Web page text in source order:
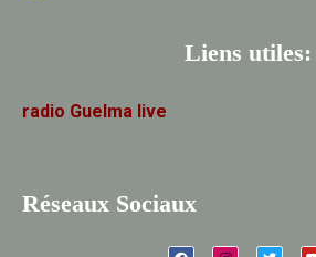
Liens utiles:
radio Guelma live
Réseaux Sociaux